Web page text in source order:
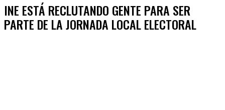
INE ESTÁ RECLUTANDO GENTE PARA SER
PARTE DE LA JORNADA LOCAL ELECTORAL